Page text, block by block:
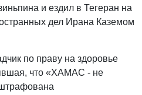
и ездил в Тегеран на
дел Ирана Каземом
по праву на здоровье
что «ХАМАС - не